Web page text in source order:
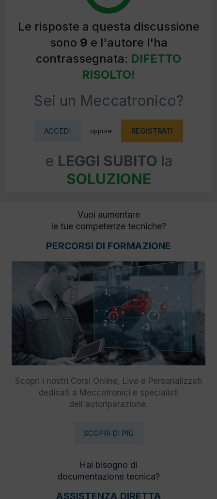
Le risposte a questa discussione
sono 9 e l'autore l'ha
contrassegnata: DIFETTO
RISOLTO!
Sei un Meccatronico?
ACCEDI oppure REGISTRATI
e LEGGI SUBITO la
SOLUZIONE
Vuoi aumentare
le tue competenze tecniche?
PERCORSI DI FORMAZIONE
Scopri i nostri Corsi Online, Live e Personalizzati
dedicati a Meccatronici e specialisti
dell'autoriparazione.
SCOPRI DI PIÙ
Hai bisogno di
documentazione tecnica?
ASSISTENZA DIRETTA